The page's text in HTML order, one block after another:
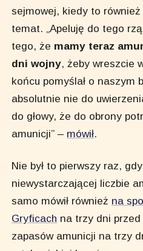
sejmowej, kiedy to również
temat. „Apeluję do tego
tego, że mamy teraz
dni wojny, żeby wreszcie
końcu pomyślał o naszym
absolutnie nie do
do głowy, że do obrony
amunicji” – mówił.
Nie był to pierwszy raz,
niewystarczającej liczbie
samo mówił również na
Gryficach na trzy dni przed
zapasów amunicji na trzy